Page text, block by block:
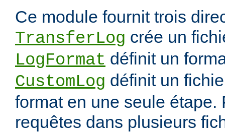
Ce module fournit trois
TransferLog crée un
LogFormat définit un
CustomLog définit un
format en une seule étape.
requêtes dans plusieurs